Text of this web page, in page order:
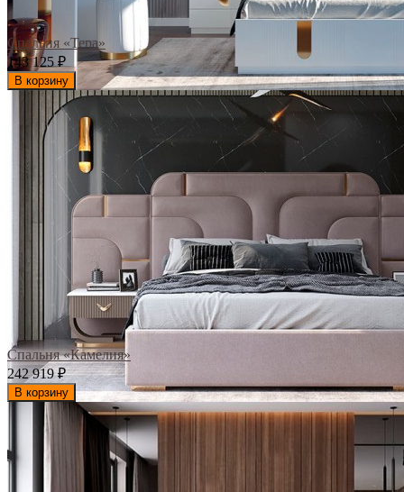
Спальня «Тера»
143 125 ₽
В корзину
Спальня «Камелия»
242 919₽
В корзину